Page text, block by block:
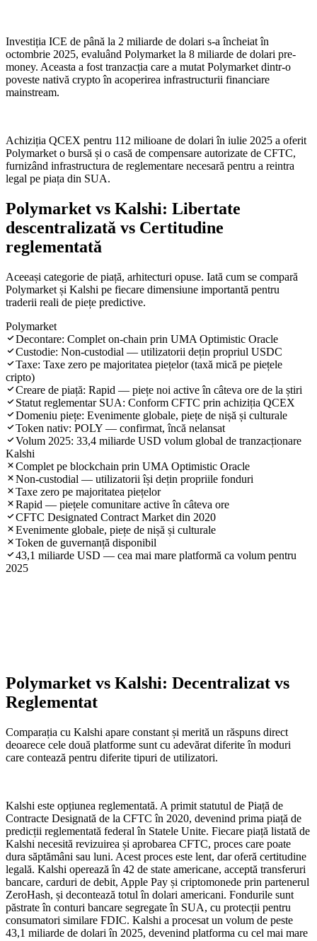
Investiția ICE de până la 2 miliarde de dolari s-a încheiat în
octombrie 2025, evaluând Polymarket la 8 miliarde de dolari pre-
money. Aceasta a fost tranzacția care a mutat Polymarket dintr-o
poveste nativă crypto în acoperirea infrastructurii financiare
mainstream.
Achiziția QCEX pentru 112 milioane de dolari în iulie 2025 a oferit
Polymarket o bursă și o casă de compensare autorizate de CFTC,
furnizând infrastructura de reglementare necesară pentru a reintra
legal pe piața din SUA.
Polymarket vs Kalshi: Libertate
descentralizată vs Certitudine
reglementată
Aceeași categorie de piață, arhitecturi opuse. Iată cum se compară
Polymarket și Kalshi pe fiecare dimensiune importantă pentru
traderii reali de piețe predictive.
Polymarket
Decontare: Complet on-chain prin UMA Optimistic Oracle
Custodie: Non-custodial — utilizatorii dețin propriul USDC
Taxe: Taxe zero pe majoritatea piețelor (taxă mică pe piețele
cripto)
Creare de piață: Rapid — piețe noi active în câteva ore de la știri
Statut reglementar SUA: Conform CFTC prin achiziția QCEX
Domeniu piețe: Evenimente globale, piețe de nișă și culturale
Token nativ: POLY — confirmat, încă nelansat
Volum 2025: 33,4 miliarde USD volum global de tranzacționare
Kalshi
Complet pe blockchain prin UMA Optimistic Oracle
Non-custodial — utilizatorii își dețin propriile fonduri
Taxe zero pe majoritatea piețelor
Rapid — piețele comunitare active în câteva ore
CFTC Designated Contract Market din 2020
Evenimente globale, piețe de nișă și culturale
Token de guvernanță disponibil
43,1 miliarde USD — cea mai mare platformă ca volum pentru
2025
Polymarket vs Kalshi: Decentralizat vs
Reglementat
Comparația cu Kalshi apare constant și merită un răspuns direct
deoarece cele două platforme sunt cu adevărat diferite în moduri
care contează pentru diferite tipuri de utilizatori.
Kalshi este opțiunea reglementată. A primit statutul de Piață de
Contracte Designată de la CFTC în 2020, devenind prima piață de
predicții reglementată federal în Statele Unite. Fiecare piață listată de
Kalshi necesită revizuirea și aprobarea CFTC, proces care poate
dura săptămâni sau luni. Acest proces este lent, dar oferă certitudine
legală. Kalshi operează în 42 de state americane, acceptă transferuri
bancare, carduri de debit, Apple Pay și criptomonede prin partenerul
ZeroHash, și decontează totul în dolari americani. Fondurile sunt
păstrate în conturi bancare segregate în SUA, cu protecții pentru
consumatori similare FDIC. Kalshi a procesat un volum de peste
43,1 miliarde de dolari în 2025, devenind platforma cu cel mai mare